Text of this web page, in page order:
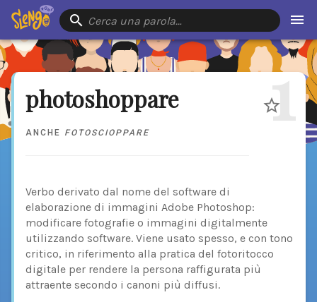
Cerca una parola…
photoshoppare
ANCHE FOTOSCIOPPARE 1
Verbo derivato dal nome del software di
elaborazione di immagini Adobe Photoshop:
modificare fotografie o immagini digitalmente
utilizzando software. Viene usato spesso, e con tono
critico, in riferimento alla pratica del fotoritocco
digitale per rendere la persona raffigurata più
attraente secondo i canoni più diffusi.